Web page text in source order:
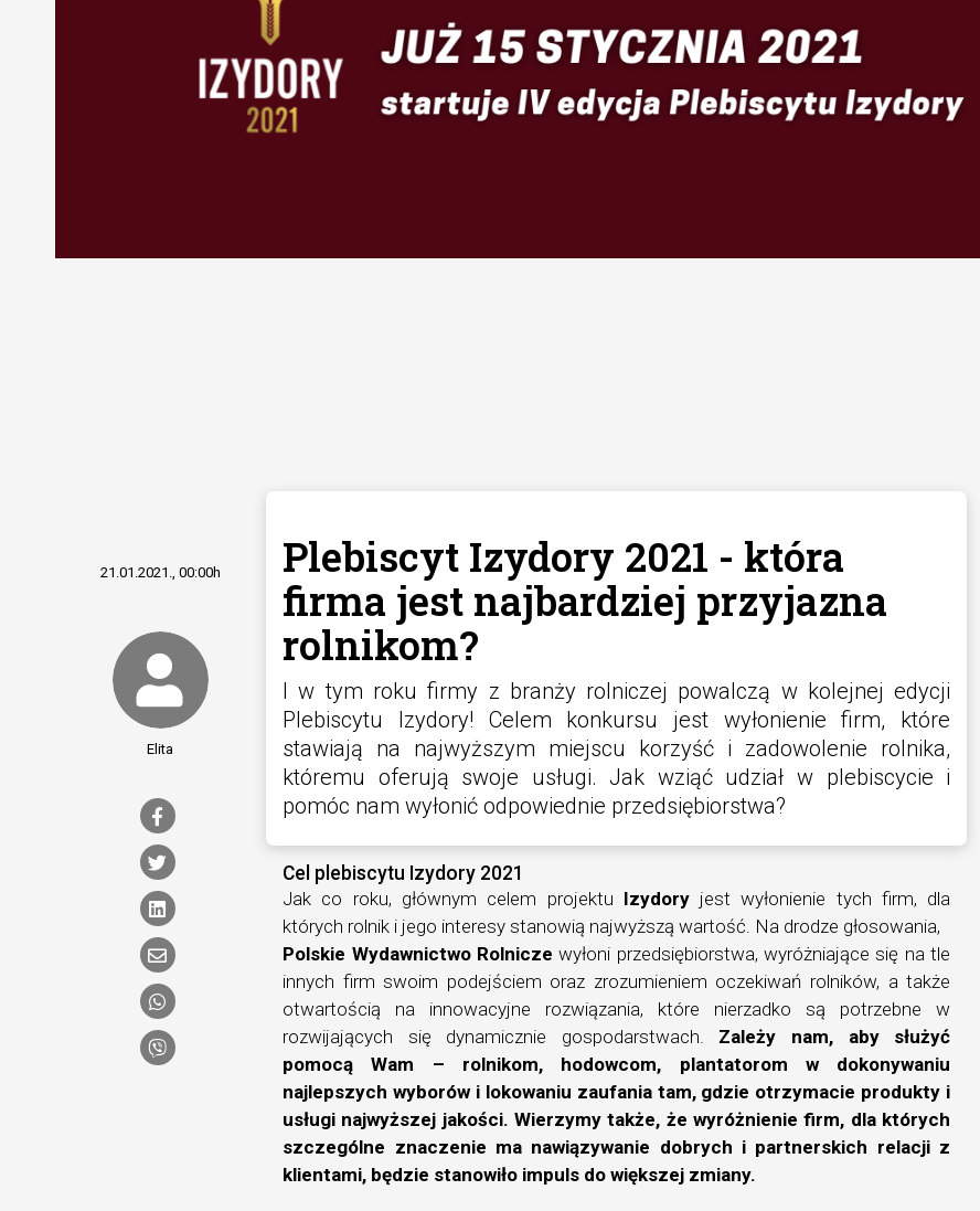
Plebiscyt Izydory 2021 - która
firma jest najbardziej przyjazna
rolnikom?
I w tym roku firmy z branży rolniczej powalczą w kolejnej edycji
Plebiscytu Izydory! Celem konkursu jest wyłonienie firm, które
stawiają na najwyższym miejscu korzyść i zadowolenie rolnika,
któremu oferują swoje usługi. Jak wziąć udział w plebiscycie i
pomóc nam wyłonić odpowiednie przedsiębiorstwa?
21.01.2021., 00:00h
Elita
Cel plebiscytu Izydory 2021
Jak co roku, głównym celem projektu Izydoryjest wyłonienie tych firm, dla
których rolnik i jego interesy stanowią najwyższą wartość. Na drodze głosowania,
Polskie Wydawnictwo Rolnicze wyłoni przedsiębiorstwa, wyróżniające się na tle
innych firm swoim podejściem oraz zrozumieniem oczekiwań rolników, a także
otwartością na innowacyjne rozwiązania, które nierzadko są potrzebne w
rozwijających się dynamicznie gospodarstwach. Zależy nam, aby służyć
pomocą Wam – rolnikom, hodowcom, plantatorom w dokonywaniu
najlepszych wyborów i lokowaniu zaufania tam, gdzie otrzymacie produkty i
usługi najwyższej jakości. Wierzymy także, że wyróżnienie firm, dla których
szczególne znaczenie ma nawiązywanie dobrych i partnerskich relacji z
klientami, będzie stanowiło impuls do większej zmiany.